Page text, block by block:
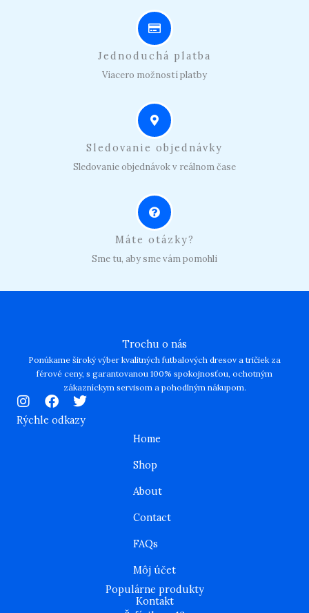
Jednoduchá platba
Viacero možností platby
Sledovanie objednávky
Sledovanie objednávok v reálnom čase
Máte otázky?
Sme tu, aby sme vám pomohli
Trochu o nás
Ponúkame široký výber kvalitných futbalových dresov a tričiek za
férové ceny, s garantovanou 100% spokojnosťou, ochotným
zákazníckym servisom a pohodlným nákupom.
I
n
s
F
a
c
T
w
i
Rýchle odkazy
Home
Shop
About
Contact
FAQs
Môj účet
Populárne produkty
Kontakt